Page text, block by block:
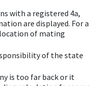
with a registered 4a,
are displayed. For a
of mating
of the state
is too far back or it